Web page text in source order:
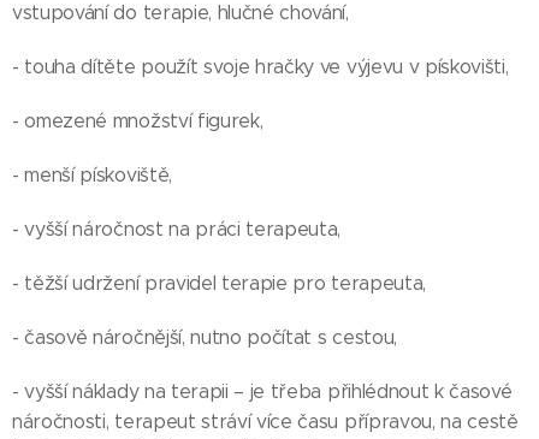
vstupování do terapie, hlučné chování,
- touha dítěte použít svoje hračky ve výjevu v pískovišti,
- omezené množství figurek,
- menší pískoviště,
- vyšší náročnost na práci terapeuta,
- těžší udržení pravidel terapie pro terapeuta,
- časově náročnější, nutno počítat s cestou,
- vyšší náklady na terapii – je třeba přihlédnout k časové
náročnosti, terapeut stráví více času přípravou, na cestě